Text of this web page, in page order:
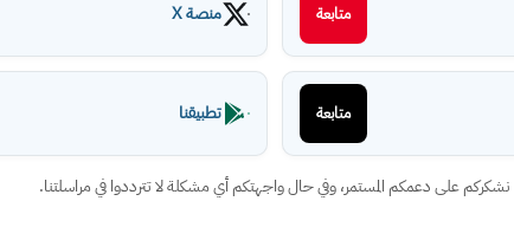
متابعة منصة X
متابعة تطبيقنا
نشكركم على دعمكم المستمر، وفي حال واجهتكم أي مشكلة لا تترددوا في مراسلتنا.